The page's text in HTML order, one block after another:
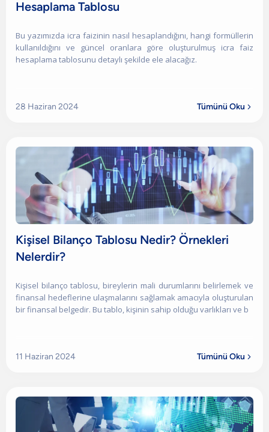
Hesaplama Tablosu
Bu yazımızda icra faizinin nasıl hesaplandığını, hangi formüllerin
kullanıldığını ve güncel oranlara göre oluşturulmuş icra faiz
hesaplama tablosunu detaylı şekilde ele alacağız.
28 Haziran 2024 Tümünü Oku 
Kişisel Bilanço Tablosu Nedir? Örnekleri
Nelerdir?
Kişisel bilanço tablosu, bireylerin mali durumlarını belirlemek ve
finansal hedeflerine ulaşmalarını sağlamak amacıyla oluşturulan
bir finansal belgedir. Bu tablo, kişinin sahip olduğu varlıkları ve b
11 Haziran 2024 Tümünü Oku 